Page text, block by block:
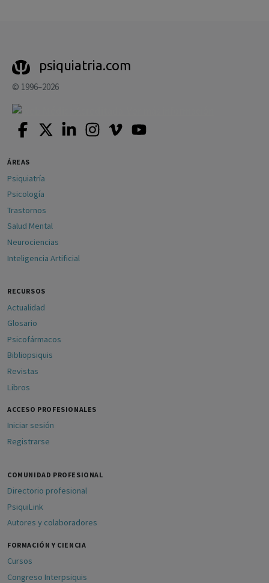
psiquiatria.com
© 1996–2026
ÁREAS
Psiquiatría
Psicología
Trastornos
Salud Mental
Neurociencias
Inteligencia Artificial
RECURSOS
Actualidad
Glosario
Psicofármacos
Bibliopsiquis
Revistas
Libros
ACCESO PROFESIONALES
Iniciar sesión
Registrarse
COMUNIDAD PROFESIONAL
Directorio profesional
PsiquiLink
Autores y colaboradores
FORMACIÓN Y CIENCIA
Cursos
Congreso Interpsiquis